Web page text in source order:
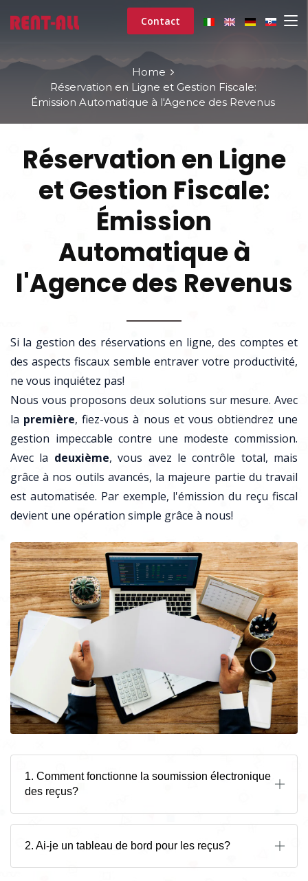
Contact
Home
Réservation en Ligne et Gestion Fiscale:
Émission Automatique à l'Agence des Revenus
Réservation en Ligne
et Gestion Fiscale:
Émission
Automatique à
l'Agence des Revenus
Si la gestion des réservations en ligne, des comptes et
des aspects fiscaux semble entraver votre productivité,
ne vous inquiétez pas!
Nous vous proposons deux solutions sur mesure. Avec
la première, fiez-vous à nous et vous obtiendrez une
gestion impeccable contre une modeste commission.
Avec la deuxième, vous avez le contrôle total, mais
grâce à nos outils avancés, la majeure partie du travail
est automatisée. Par exemple, l'émission du reçu fiscal
devient une opération simple grâce à nous!
1. Comment fonctionne la soumission électronique
des reçus?
2. Ai-je un tableau de bord pour les reçus?